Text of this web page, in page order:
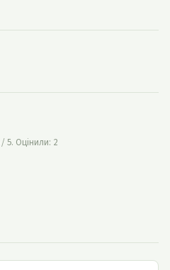
/ 5. Оцінили: 2